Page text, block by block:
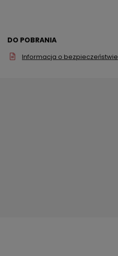
DO POBRANIA
Informacja o bezpieczeństwie